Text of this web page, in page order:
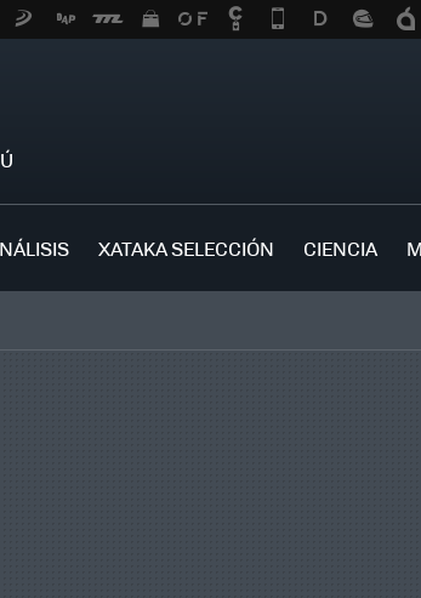
XATAKA SELECCIÓN CIENCIA